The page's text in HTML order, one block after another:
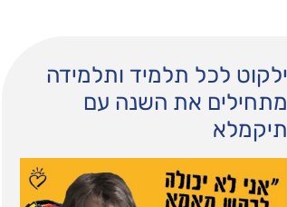
ילקוט לכל תלמיד ותלמידה
מתחילים את השנה עם
תיקמלא